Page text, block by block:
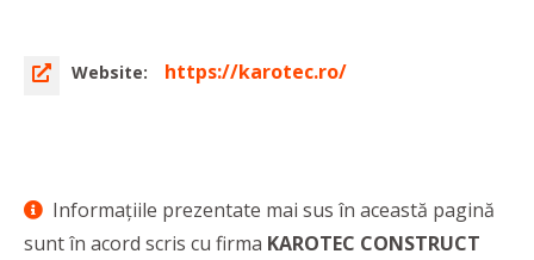
Website: https://karotec.ro/
Informaţiile prezentate mai sus în această pagină
sunt în acord scris cu firma KAROTEC CONSTRUCT